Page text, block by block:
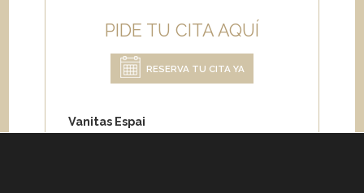
PIDE TU CITA AQUÍ
RESERVA TU CITA YA
Vanitas Espai
Carrer de Paris 204